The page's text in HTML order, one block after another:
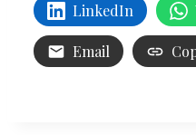
LinkedIn
Email